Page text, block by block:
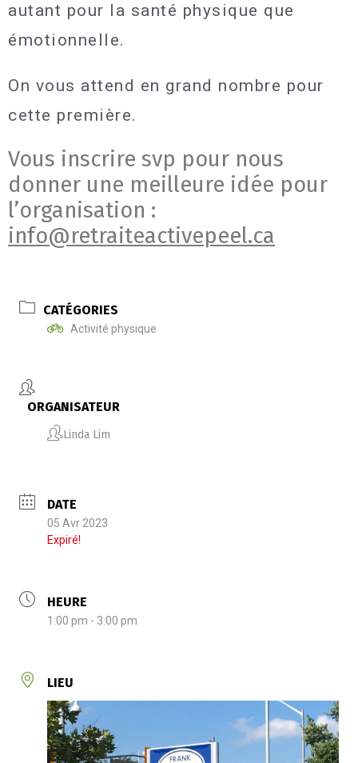
autant pour la santé physique que
émotionnelle.
On vous attend en grand nombre pour
cette première.
Vous inscrire svp pour nous
donner une meilleure idée pour
l’organisation :
info@retraiteactivepeel.ca
CATÉGORIES
Activité physique
ORGANISATEUR
Linda Lim
DATE
05 Avr 2023
Expiré!
HEURE
1:00 pm - 3:00 pm
LIEU